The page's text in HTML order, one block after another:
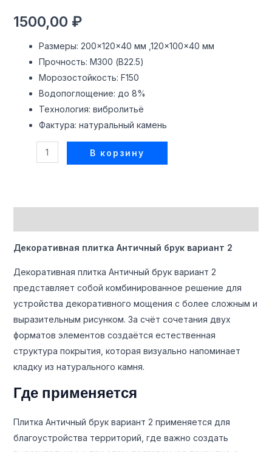
1500,00 ₽
Размеры: 200×120×40 мм ,120×100×40 мм
Прочность: М300 (B22.5)
Морозостойкость: F150
Водопоглощение: до 8%
Технология: вибролитьё
Фактура: натуральный камень
В корзину
Декоративная плитка Античный брук вариант 2
Декоративная плитка Античный брук вариант 2
представляет собой комбинированное решение для
устройства декоративного мощения с более сложным и
выразительным рисунком. За счёт сочетания двух
форматов элементов создаётся естественная
структура покрытия, которая визуально напоминает
кладку из натурального камня.
Где применяется
Плитка Античный брук вариант 2 применяется для
благоустройства территорий, где важно создать